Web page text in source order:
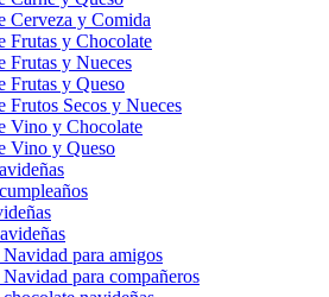
Cerveza y Comida
Frutas y Chocolate
Frutas y Nueces
Frutas y Queso
Frutos Secos y Nueces
Vino y Chocolate
Vino y Queso
para amigos
para compañeros